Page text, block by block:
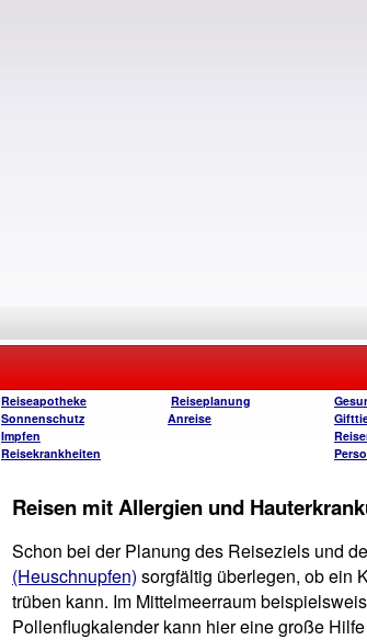
Reiseapotheke
Sonnenschutz
Impfen
Reisekrankheiten
Reiseplanung
Anreise
Reisen mit Allergien und
Schon bei der Planung des Reiseziels und
(Heuschnupfen) sorgfältig überlegen, ob ein
trüben kann. Im Mittelmeerraum
Pollenflugkalender kann hier eine große